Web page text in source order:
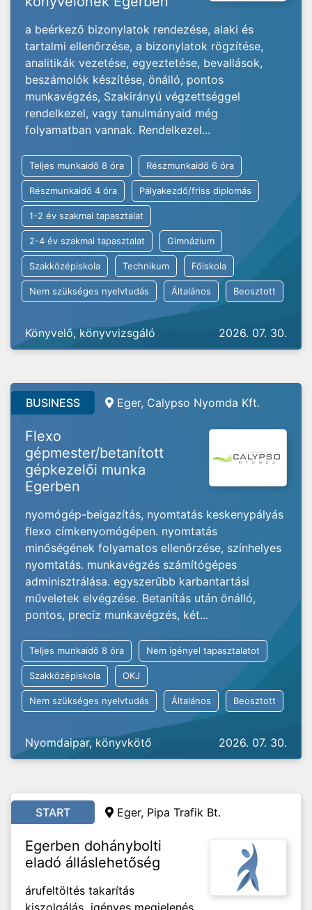
a beérkező bizonylatok rendezése, alaki és
tartalmi ellenőrzése, a bizonylatok rögzítése,
analitikák vezetése, egyeztetése, bevallások,
beszámolók készítése, önálló, pontos
munkavégzés, Szakirányú végzettséggel
rendelkezel, vagy tanulmányaid még
folyamatban vannak. Rendelkezel...
Teljes munkaidő 8 óra Részmunkaidő 6 óra
Részmunkaidő 4 óra Pályakezdő/friss diplomás
1-2 év szakmai tapasztalat
2-4 év szakmai tapasztalat Gimnázium
Szakközépiskola Technikum Főiskola
Nem szükséges nyelvtudás Általános Beosztott
Könyvelő, könyvvizsgáló 2026. 07. 30.
BUSINESS Eger, Calypso Nyomda Kft.
Flexo
gépmester/betanított
gépkezelői munka
Egerben
nyomógép-beigazítás, nyomtatás keskenypályás
flexo címkenyomógépen. nyomtatás
minőségének folyamatos ellenőrzése, színhelyes
nyomtatás. munkavégzés számítógépes
adminisztrálása. egyszerűbb karbantartási
műveletek elvégzése. Betanítás után önálló,
pontos, precíz munkavégzés, két...
Teljes munkaidő 8 óra Nem igényel tapasztalatot
Szakközépiskola OKJ
Nem szükséges nyelvtudás Általános Beosztott
Nyomdaipar, könyvkötő 2026. 07. 30.
START Eger, Pipa Trafik Bt.
Egerben dohánybolti
eladó álláslehetőség
árufeltöltés takarítás
kiszolgálás igényes megjelenés